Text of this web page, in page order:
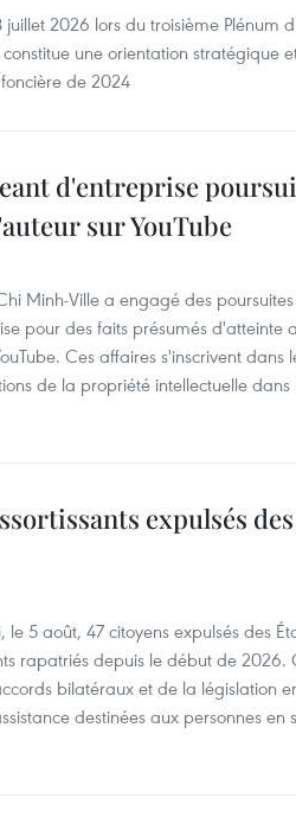
2026 lors du troisième Plénum
une orientation stratégique
de 2024
d'entreprise
sur YouTube
Minh-Ville a engagé des
pour des faits présumés d'atteinte
Ces affaires s'inscrivent dans
de la propriété intellectuelle dans
expulsés des
5 août, 47 citoyens expulsés des
rapatriés depuis le début de 2026.
bilatéraux et de la législation
destinées aux personnes en